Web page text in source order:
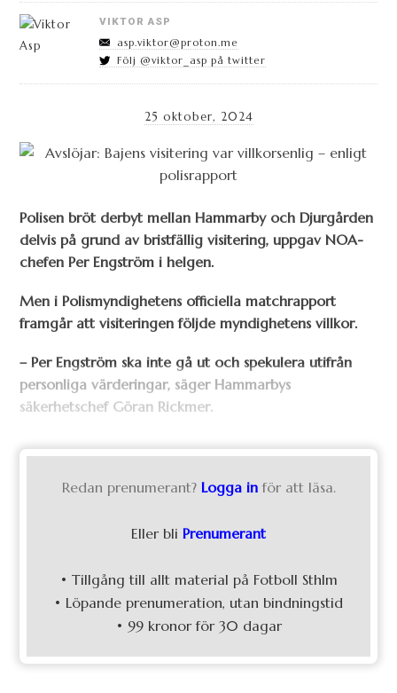
VIKTOR ASP
asp.viktor@proton.me
Följ @viktor_asp på twitter
25 oktober, 2024
Polisen bröt derbyt mellan Hammarby och Djurgården
delvis på grund av bristfällig visitering, uppgav NOA-
chefen Per Engström i helgen.
Men i Polismyndighetens officiella matchrapport
framgår att visiteringen följde myndighetens villkor.
– Per Engström ska inte gå ut och spekulera utifrån
personliga värderingar, säger Hammarbys
säkerhetschef Göran Rickmer.
Redan prenumerant? Logga in för att läsa.
Eller bli Prenumerant
• Tillgång till allt material på Fotboll Sthlm
• Löpande prenumeration, utan bindningstid
• 99 kronor för 30 dagar